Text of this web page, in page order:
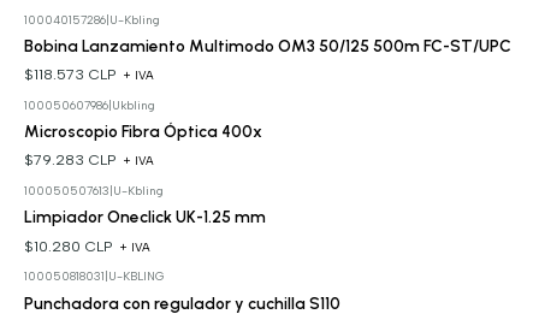
100040157286| U-Kbling
Bobina Lanzamiento Multimodo OM3 50/125 500m FC-ST/UPC
$118.573 CLP + IVA
100050607986| Ukbling
Microscopio Fibra Óptica 400x
$79.283 CLP + IVA
100050507613 U-Kbling
Limpiador Oneclick UK-1.25 mm
$10.280 CLP + IVA
100050818031 U-KBLING
Punchadora con regulador y cuchilla S110